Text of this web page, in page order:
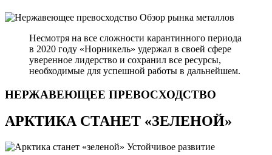
Обзор рынка металлов
Несмотря на все сложности карантинного периода
в 2020 году «Норникель» удержал в своей сфере
уверенное лидерство и сохранил все ресурсы,
необходимые для успешной работы в дальнейшем.
НЕРЖАВЕЮЩЕЕ ПРЕВОСХОДСТВО
АРКТИКА СТАНЕТ «ЗЕЛЕНОЙ»
Устойчивое развитие